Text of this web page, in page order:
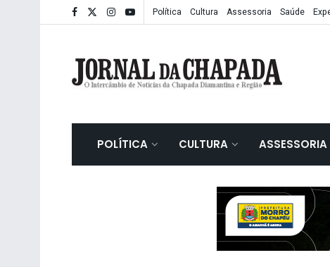
Política Cultura Assessoria Saúde
POLÍTICA CULTURA ASSESSORIA